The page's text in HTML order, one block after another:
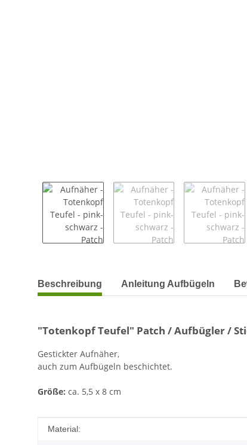
weitere Registerkarten anzeigen
Beschreibung Anleitung Aufbügeln
"Totenkopf Teufel" Patch / Aufbügler /
Gestickter Aufnäher,
auch zum Aufbügeln beschichtet.
Größe: ca. 5,5 x 8 cm
Produkteigenschaft
Wert
Material: